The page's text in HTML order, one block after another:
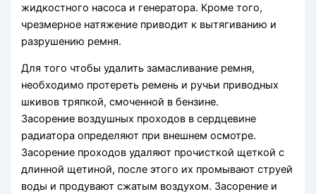
жидкостного насоса и генератора. Кроме того,
чрезмерное натяжение приводит к вытягиванию и
разрушению ремня.
Для того чтобы удалить замасливание ремня,
необходимо протереть ремень и ручьи приводных
шкивов тряпкой, смоченной в бензине.
Засорение воздушных проходов в сердцевине
радиатора определяют при внешнем осмотре.
Засорение проходов удаляют прочисткой щеткой с
длинной щетиной, после этого их промывают струей
воды и продувают сжатым воздухом. Засорение и